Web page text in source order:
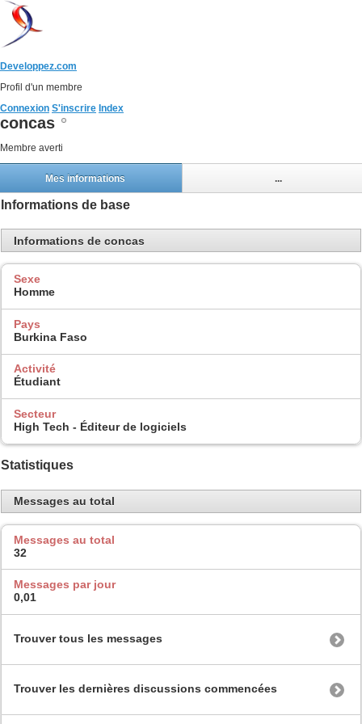
Developpez.com
Profil d'un membre
Connexion S'inscrire Index
concas
Membre averti
Mes informations ...
Informations de base
Informations de concas
Sexe
Homme
Pays
Burkina Faso
Activité
Étudiant
Secteur
High Tech - Éditeur de logiciels
Statistiques
Messages au total
Messages au total
32
Messages par jour
0,01
Trouver tous les messages
Trouver les dernières discussions commencées